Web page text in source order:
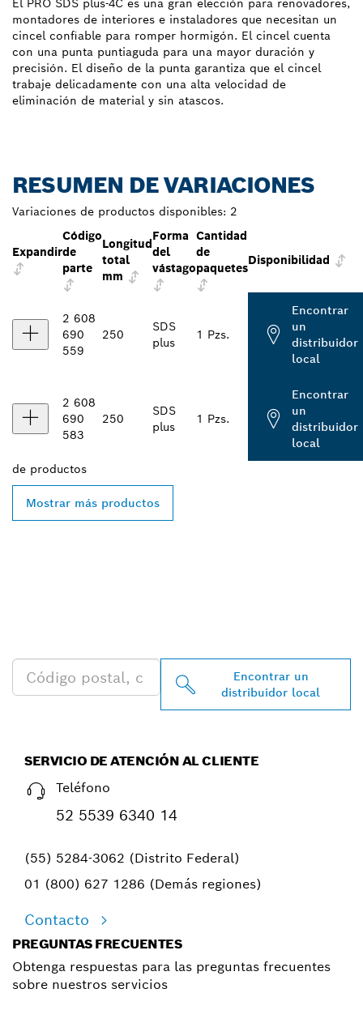
El PRO SDS plus-4C es una gran elección para renovadores,
montadores de interiores e instaladores que necesitan un
cincel confiable para romper hormigón. El cincel cuenta
con una punta puntiaguda para una mayor duración y
precisión. El diseño de la punta garantiza que el cincel
trabaje delicadamente con una alta velocidad de
eliminación de material y sin atascos.
RESUMEN DE VARIACIONES
Variaciones de productos disponibles: 2
Expandir
Código
de
parte
Longitud
total
mm
Forma
del
vástago
Cantidad
de
paquetes
Disponibilidad
2 608
690
559
250
SDS
plus
1 Pzs.
Encontrar
un
distribuidor
local
2 608
690
583
250
SDS
plus
1 Pzs.
Encontrar
un
distribuidor
local
de productos
Mostrar más productos
Encontrar un
distribuidor local
SERVICIO DE ATENCIÓN AL CLIENTE
Teléfono
52 5539 6340 14
(55) 5284-3062 (Distrito Federal)
01 (800) 627 1286 (Demás regiones)
Contacto
PREGUNTAS FRECUENTES
Obtenga respuestas para las preguntas frecuentes
sobre nuestros servicios